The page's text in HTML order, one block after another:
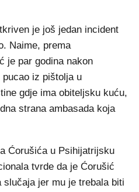
je još jedan incident
Naime, prema
je par godina nakon
iz pištolja u
gdje ima obiteljsku kuću,
strana ambasada koja
Ćorušića u Psihijatrijsku
tvrde da je Ćorušić
jer mu je trebala biti